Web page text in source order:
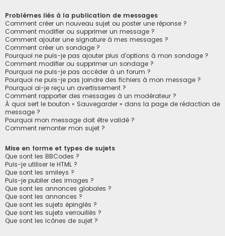
Problèmes liés à la publication de messages
Comment créer un nouveau sujet ou poster une réponse ?
Comment modifier ou supprimer un message ?
Comment ajouter une signature à mes messages ?
Comment créer un sondage ?
Pourquoi ne puis-je pas ajouter plus d’options à mon sondage ?
Comment modifier ou supprimer un sondage ?
Pourquoi ne puis-je pas accéder à un forum ?
Pourquoi ne puis-je pas joindre des fichiers à mon message ?
Pourquoi ai-je reçu un avertissement ?
Comment rapporter des messages à un modérateur ?
À quoi sert le bouton « Sauvegarder » dans la page de rédaction de
message ?
Pourquoi mon message doit être validé ?
Comment remonter mon sujet ?
Mise en forme et types de sujets
Que sont les BBCodes ?
Puis-je utiliser le HTML ?
Que sont les smileys ?
Puis-je publier des images ?
Que sont les annonces globales ?
Que sont les annonces ?
Que sont les sujets épinglés ?
Que sont les sujets verrouillés ?
Que sont les icônes de sujet ?